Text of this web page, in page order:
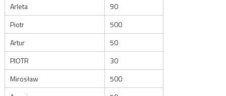
Arleta
90
Piotr
500
Artur
50
PIOTR
30
Mirosław
500